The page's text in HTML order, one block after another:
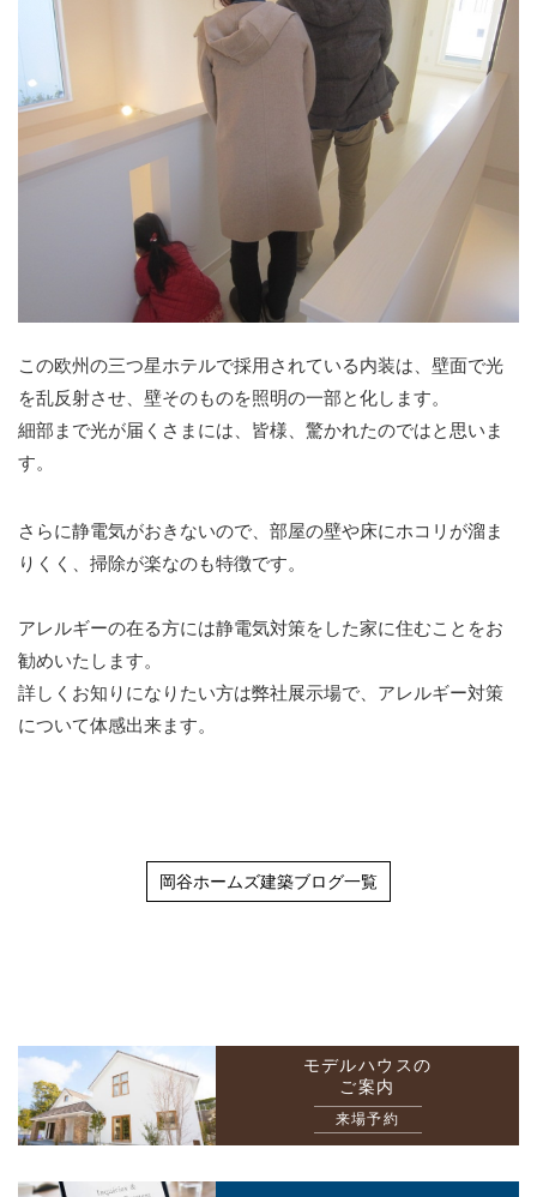
この欧州の三つ星ホテルで採用されている内装は、壁面で光
を乱反射させ、壁そのものを照明の一部と化します。
細部まで光が届くさまには、皆様、驚かれたのではと思いま
す。
さらに静電気がおきないので、部屋の壁や床にホコリが溜ま
りくく、掃除が楽なのも特徴です。
アレルギーの在る方には静電気対策をした家に住むことをお
勧めいたします。
詳しくお知りになりたい方は弊社展示場で、アレルギー対策
について体感出来ます。
岡谷ホームズ建築ブログ一覧
モデルハウスの
ご案内
来場予約